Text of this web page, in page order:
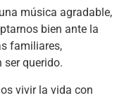
música agradable,
bien ante la
familiares,
ser querido.
vivir la vida con